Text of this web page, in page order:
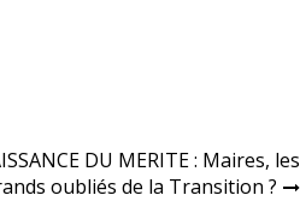
DU MERITE : Maires, les
oubliés de la Transition ?